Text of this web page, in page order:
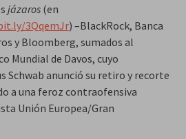
jázaros(en
3QqemJr) –BlackRock, Banca
y Bloomberg, sumados al
Mundial de Davos, cuyo
Schwab anunció su retiro y recorte
a una feroz contraofensiva
Unión Europea/Gran